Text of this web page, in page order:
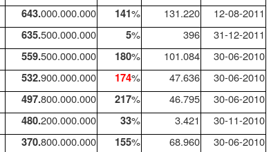
643.000.000.000 141% 131.220 12-08-2011
635.500.000.000 5% 396 31-12-2011
559.500.000.000 180% 101.084 30-06-2010
532.900.000.000 174% 47.636 30-06-2010
497.800.000.000 217% 46.795 30-06-2010
480.200.000.000 33% 3.421 30-11-2010
370.800.000.000 155% 68.960 30-06-2010